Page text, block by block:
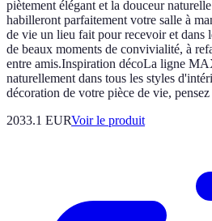
piètement élégant et la douceur
habilleront parfaitement votre salle à
de vie un lieu fait pour recevoir et dans
de beaux moments de convivialité, à
entre amis.Inspiration décoLa ligne
naturellement dans tous les styles
décoration de votre pièce de vie,
2033.1 EURVoir le produit